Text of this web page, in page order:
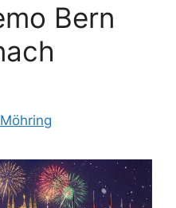
Bern